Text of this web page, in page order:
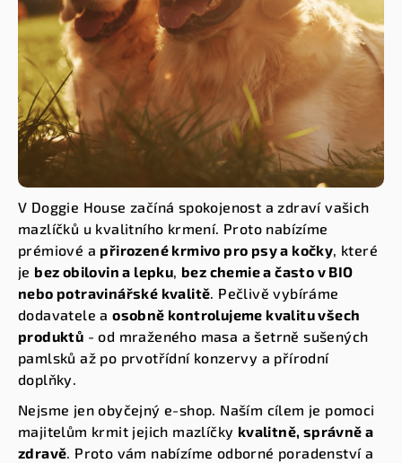
V Doggie House začíná spokojenost a zdraví vašich
mazlíčků u kvalitního krmení. Proto nabízíme
prémiové a přirozené krmivo pro psy a kočky , které
je bez obilovin a lepku bez chemie a často v BIO
nebo potravinářské kvalitě . Pečlivě vybíráme
dodavatele aosobně kontrolujeme kvalitu všech
produktů - od mraženého masa a šetrně sušených
pamlsků až po prvotřídní konzervy a přírodní
doplňky.
Nejsme jen obyčejný e-shop. Naším cílem je pomoci
majitelům krmit jejich mazlíčky kvalitně, správně a
zdravě . Proto vám nabízíme odborné poradenství a